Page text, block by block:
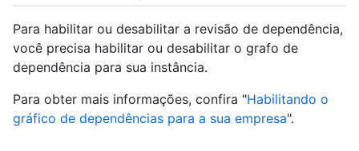
Para habilitar ou desabilitar a revisão de dependência,
você precisa habilitar ou desabilitar o grafo de
dependência para sua instância.
Para obter mais informações, confira "Habilitando o
gráfico de dependências para a sua empresa".